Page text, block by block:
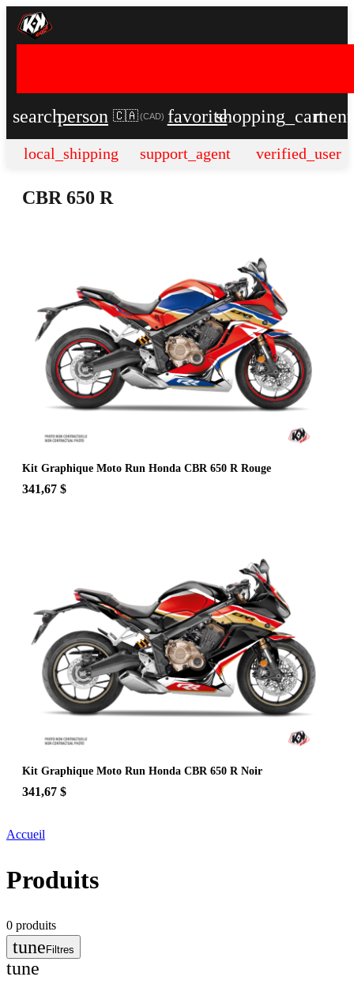
searchperson 🇨🇦 (CAD) favoriteshopping_cart
local_shipping support_agent verified_user
CBR 650 R
Kit Graphique Moto Run Honda CBR 650 R Rouge
341,67 $
Kit Graphique Moto Run Honda CBR 650 R Noir
341,67 $
Accueil
Produits
0 produits
tune Filtres
tune